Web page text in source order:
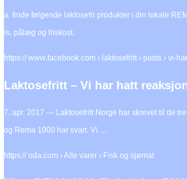
a. finde følgende laktosefri produkter i din lokale
is, pålæg og friskost.
https:// www.facebook.com › laktosefritt › posts › vi-
Laktosefritt – Vi har hatt
7. apr. 2017 — Laktosefritt Norge har skrevet til de
og Rema 1000 har svart. Vi …
https:// oda.com › Alle varer › Fisk og sjømat